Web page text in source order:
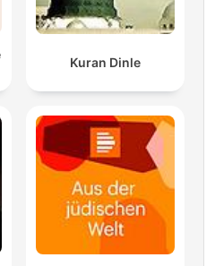
Kuran Dinle